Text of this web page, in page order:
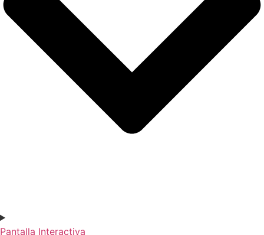
Pantalla Interactiva